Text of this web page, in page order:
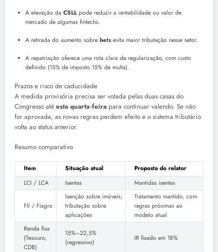
A elevação da CSLLpode reduzir a rentabilidade ou valor de
mercado de algumas fintechs.
A retirada do aumento sobre betsevita maior tributação nesse setor.
A repatriação oferece uma rota clara de regularização, com custo
definido (15% de imposto 15% de multa).
Prazos e risco de caducidade
A medida provisória precisa ser votada pelas duas casas do
Congresso até esta quarta‑feira para continuar valendo. Se não
for aprovada, as novas regras perdem efeito e o sistema tributário
volta ao status anterior.
Resumo comparativo
Item Situação atual
Proposta do relator
LCI / LCA
Isentas Mantidas isentas
FII / Fiagro
Isenção sobre imóveis;
tributação sobre
aplicações
Tratamento mantido, com
regras próximas ao
modelo atual
Renda fixa
(Tesouro,
CDB)
15%–22,5%
(regressivo)
IR fixado em 18%